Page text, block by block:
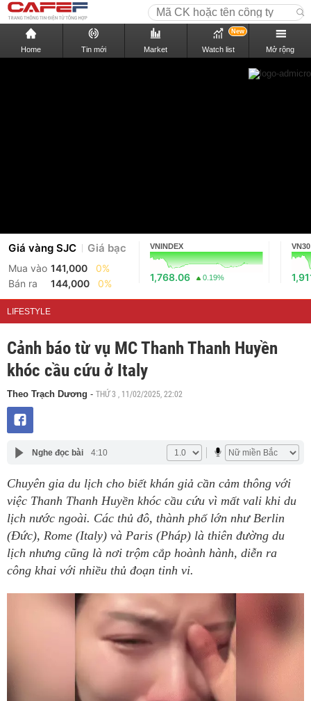
Home Tin mới Market Watch list
New
Mở rộng
Giá vàng SJC Giá bạc
Mua vào 141,000
0%
Bán ra
144,000 0%
VNINDEX
1,768.06 0.19%
VN30
LIFESTYLE
Cảnh báo từ vụ MC Thanh Thanh Huyền
khóc cầu cứu ở Italy
Theo Trạch Dương - THỨ 3 , 11/02/2025, 22:02
Nghe đọc bài 4:10
Chuyên gia du lịch cho biết khán giả cần cảm thông với
việc Thanh Thanh Huyền khóc cầu cứu vì mất vali khi du
lịch nước ngoài. Các thủ đô, thành phố lớn như Berlin
(Đức), Rome (Italy) và Paris (Pháp) là thiên đường du
lịch nhưng cũng là nơi trộm cắp hoành hành, diễn ra
công khai với nhiều thủ đoạn tinh vi.